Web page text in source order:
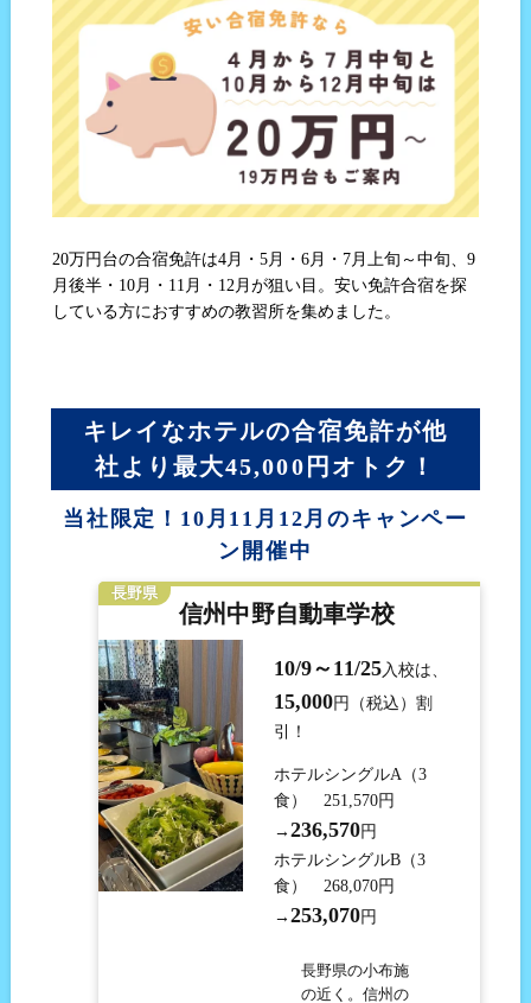
20万円台の合宿免許は4月・5月・6月・7月上旬～中旬、9
月後半・10月・11月・12月が狙い目。安い免許合宿を探
している方におすすめの教習所を集めました。
キレイなホテルの合宿免許が他
社より最大45,000円オトク！
当社限定！10月11月12月のキャンペー
ン開催中
長野県
信州中野自動車学校
10/9～11/25入校は、
15,000円（税込）割
引！
ホテルシングルA（3
食） 251,570円
→236,570円
ホテルシングルB（3
食） 268,070円
→253,070円
長野県の小布施
の近く。信州の